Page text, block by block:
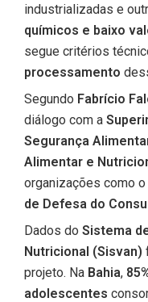
industrializadas e
químicos e baixo
segue critérios
processamento
Segundo Fabrício
diálogo com a
Segurança
Alimentar e
organizações como o
de Defesa do
Dados do Sistema
Nutricional (Sisvan)
projeto. Na Bahia,
adolescentes